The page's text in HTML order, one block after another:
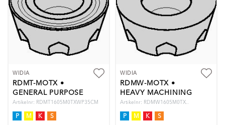
WIDIA
RDMT-MOTX •
GENERAL PURPOSE
Artikelnr: RDMT1605M0TXWP35CM
P M K S
WIDIA
RDMW-MOTX •
HEAVY MACHINING
Artikelnr: RDMW1605M0TX..
P M K S